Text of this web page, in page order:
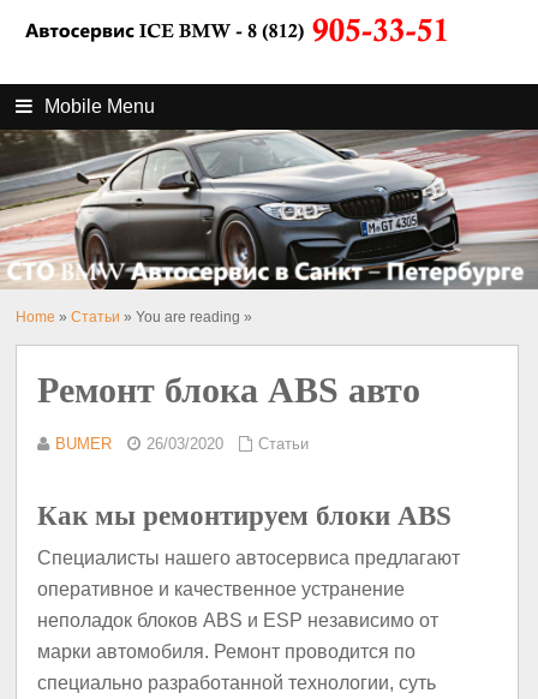
Mobile Menu
Home »Статьи » You are reading »
Ремонт блока ABS авто
BUMER 26/03/2020 Статьи
Как мы ремонтируем блоки ABS
Специалисты нашего автосервиса предлагают
оперативное и качественное устранение
неполадок блоков АBS и ESР независимо от
марки автомобиля. Ремонт проводится по
специально разработанной технологии, суть